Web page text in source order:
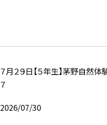
７月２９日【５年生】茅野自然体
７
2026/07/30